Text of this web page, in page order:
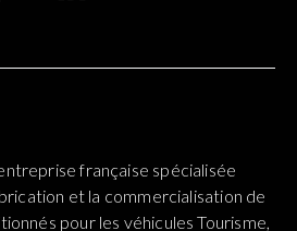
française spécialisée
et la commercialisation de
pour les véhicules Tourisme,